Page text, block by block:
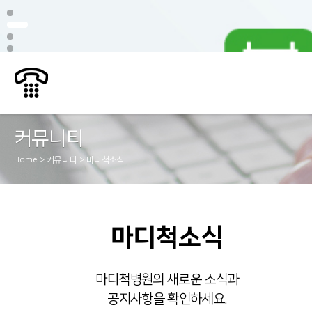
커뮤니티
Home > 커뮤니티 > 마디척소식
마디척소식
마디척병원의 새로운 소식과
공지사항을 확인하세요.